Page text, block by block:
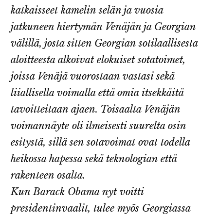
katkaisseet kamelin selän ja vuosia
jatkuneen hiertymän Venäjän ja Georgian
välillä, josta sitten Georgian sotilaallisesta
aloitteesta alkoivat elokuiset sotatoimet,
joissa Venäjä vuorostaan vastasi sekä
liiallisella voimalla että omia itsekkäitä
tavoitteitaan ajaen. Toisaalta Venäjän
voimannäyte oli ilmeisesti suurelta osin
esitystä, sillä sen sotavoimat ovat todella
heikossa hapessa sekä teknologian että
rakenteen osalta.
Kun Barack Obama nyt voitti
presidentinvaalit, tulee myös Georgiassa